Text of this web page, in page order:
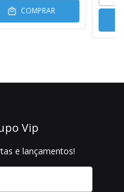
COMPRAR
Vip
e lançamentos!